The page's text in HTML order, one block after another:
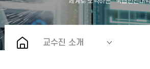
교수진 소개